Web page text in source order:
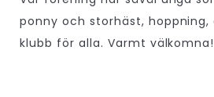
ponny och storhäst, hoppning,
klubb för alla. Varmt välkomna!